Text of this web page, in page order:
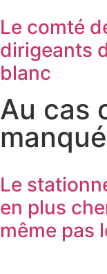
Le comté
dirigeants
blanc
Au cas
manqué
Le
en plus
même pas